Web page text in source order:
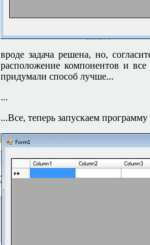
вроде задача решена, но,
расположение компонентов и
придумали способ лучше...
...
...Все, теперь запускаем